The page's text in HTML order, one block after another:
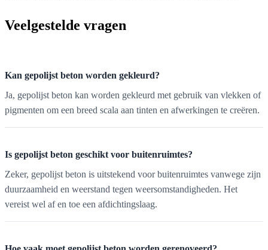
Veelgestelde vragen
Kan gepolijst beton worden gekleurd?
Ja, gepolijst beton kan worden gekleurd met gebruik van vlekken of
pigmenten om een breed scala aan tinten en afwerkingen te creëren.
Is gepolijst beton geschikt voor buitenruimtes?
Zeker, gepolijst beton is uitstekend voor buitenruimtes vanwege zijn
duurzaamheid en weerstand tegen weersomstandigheden. Het
vereist wel af en toe een afdichtingslaag.